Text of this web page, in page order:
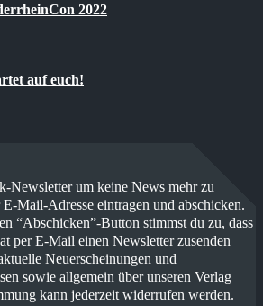
2022
auf euch!
Newsletter um keine News mehr zu
Mail-Adresse eintragen und abschicken.
“Abschicken”-Button stimmst du zu, dass
per E-Mail einen Newsletter zusenden
Neuerscheinungen und
sowie allgemein über unseren Verlag
kann jederzeit widerrufen werden.